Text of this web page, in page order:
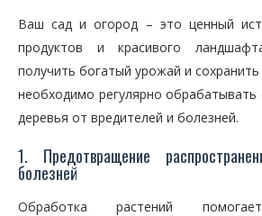
Ваш сад и огород – это ценный
продуктов и красивого
получить богатый урожай и
необходимо регулярно обрабатывать
деревья от вредителей и болезней.
1. Предотвращение
болезней
Обработка растений